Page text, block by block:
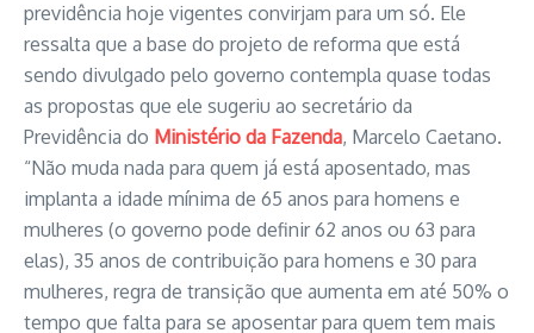
previdência hoje vigentes convirjam para um só. Ele
ressalta que a base do projeto de reforma que está
sendo divulgado pelo governo contempla quase todas
as propostas que ele sugeriu ao secretário da
Previdência do Ministério da Fazenda, Marcelo Caetano.
“Não muda nada para quem já está aposentado, mas
implanta a idade mínima de 65 anos para homens e
mulheres (o governo pode definir 62 anos ou 63 para
elas), 35 anos de contribuição para homens e 30 para
mulheres, regra de transição que aumenta em até 50% o
tempo que falta para se aposentar para quem tem mais